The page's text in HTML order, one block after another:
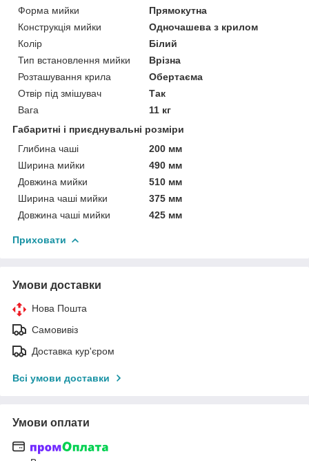
Форма мийки
Прямокутна
Конструкція мийки
Одночашева з крилом
Колір
Білий
Тип встановлення мийки
Врізна
Розташування крила
Обертаєма
Отвір під змішувач
Так
Вага
11 кг
Габаритні і приєднувальні розміри
Глибина чаші
200 мм
Ширина мийки
490 мм
Довжина мийки
510 мм
Ширина чаші мийки
375 мм
Довжина чаші мийки
425 мм
Приховати
Умови доставки
Нова Пошта
Самовивіз
Доставка кур'єром
Всі умови доставки
Умови оплати